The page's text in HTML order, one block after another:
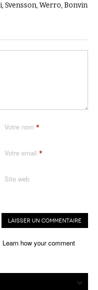
Svensson, Werro, Bonvin
Votre nom *
Votre email *
Site web
Learn how your comment